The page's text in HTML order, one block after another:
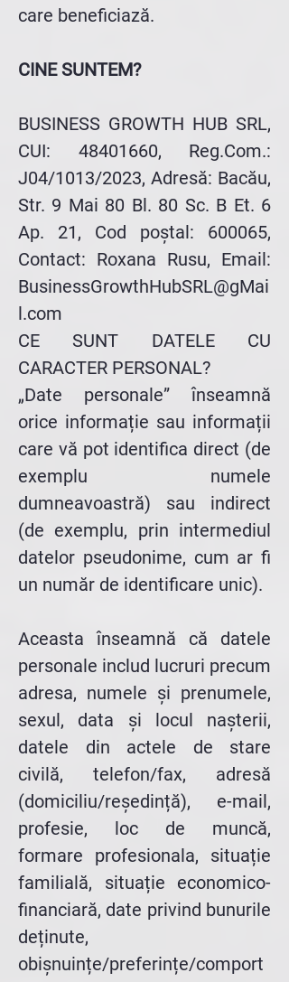
care beneficiază.
CINE SUNTEM?
BUSINESS GROWTH HUB SRL,
CUI: 48401660, Reg.Com.:
J04/1013/2023, Adresă: Bacău,
Str. 9 Mai 80 Bl. 80 Sc. B Et. 6
Ap. 21, Cod poștal: 600065,
Contact: Roxana Rusu, Email:
BusinessGrowthHubSRL@gMai
l.com
CE SUNT DATELE CU
CARACTER PERSONAL?
„Date personale” înseamnă
orice informație sau informații
care vă pot identifica direct (de
exemplu numele
dumneavoastră) sau indirect
(de exemplu, prin intermediul
datelor pseudonime, cum ar fi
un număr de identificare unic).
Aceasta înseamnă că datele
personale includ lucruri precum
adresa, numele și prenumele,
sexul, data și locul nașterii,
datele din actele de stare
civilă, telefon/fax, adresă
(domiciliu/reședință), e-mail,
profesie, loc de muncă,
formare profesionala, situație
familială, situație economico-
financiară, date privind bunurile
deținute,
obișnuințe/preferințe/comport